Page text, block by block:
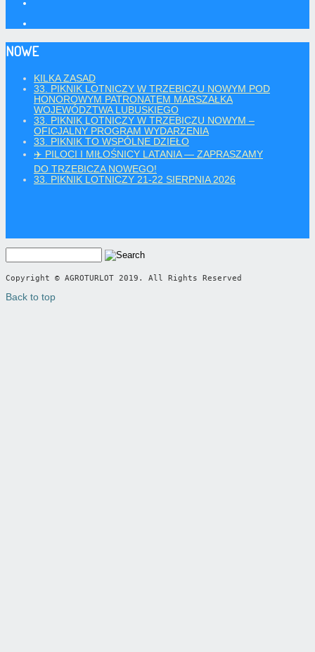
NOWE
KILKA ZASAD
33. PIKNIK LOTNICZY W TRZEBICZU NOWYM POD
HONOROWYM PATRONATEM MARSZAŁKA
WOJEWÓDZTWA LUBUSKIEGO
33. PIKNIK LOTNICZY W TRZEBICZU NOWYM –
OFICJALNY PROGRAM WYDARZENIA
33. PIKNIK TO WSPÓLNE DZIEŁO
✈️ PILOCI I MIŁOŚNICY LATANIA — ZAPRASZAMY
DO TRZEBICZA NOWEGO!
33. PIKNIK LOTNICZY 21-22 SIERPNIA 2026
Copyright © AGROTURLOT
Back to top